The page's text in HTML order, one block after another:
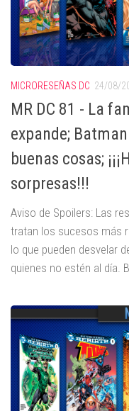
MICRORESEÑAS DC 24/08/
MR DC 81 - La
expande;
buenas cosas;
sorpresas!!!
Aviso de Spoilers: Las
tratan los sucesos más
lo que pueden desvelar
quienes no estén al día.